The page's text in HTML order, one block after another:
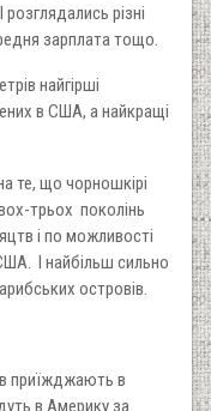
різні
зарплата тощо.
найгірші
в США, а найкращі
те, що чорношкірі
трьох поколінь
і по можливості
І найбільш сильно
островів.
приїжджають в
в Америку за